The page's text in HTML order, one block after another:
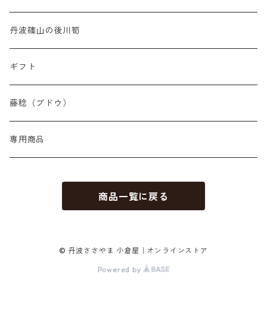
丹波篠山の後川筍
ギフト
藤稔（ブドウ）
専用商品
商品一覧に戻る
© 丹波ささやま 小倉屋｜オンラインストア
Powered by